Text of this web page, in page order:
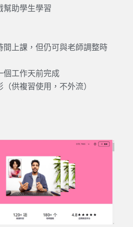
幫助學生學習
間上課，但仍可與老師調整時
個工作天前完成
（供複習使用，不外流）